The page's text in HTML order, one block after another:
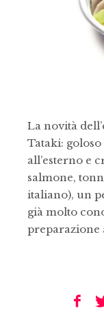
La novità
Tataki:
all’esterno e
salmone,
italiano), un
già molto
preparazione